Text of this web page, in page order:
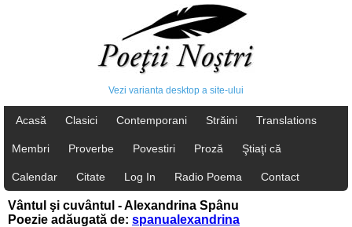
Vezi varianta desktop a site-ului
Acasă Clasici Contemporani Străini Translations
Membri Proverbe Povestiri Proză Ştiaţi că
Calendar Citate Log In Radio Poema Contact
Vântul şi cuvântul - Alexandrina Spânu
Poezie adăugată de: spanualexandrina